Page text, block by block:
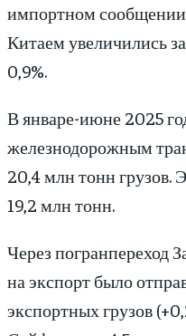
импортном сообщении
Китаем увеличились
0,9%.
В январе-июне 2025
железнодорожным
20,4 млн тонн грузов.
19,2 млн тонн.
Через погранпереход
на экспорт было
экспортных грузов